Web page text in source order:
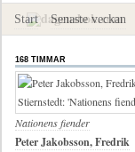
Start Senaste veckan
168 TIMMAR
Nationens fiender
Peter Jakobsson, Fredrik